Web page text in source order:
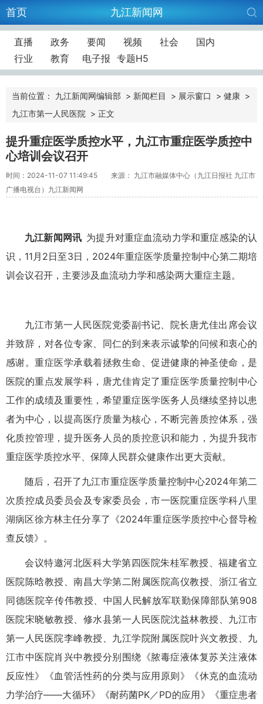
首页 九江新闻网
直播 政务 要闻 视频 社会
国内
行业
教育 电子报 专题H5
当前位置： 九江新闻网编辑部 > 新闻栏目 > 展示窗口 > 健康 >
九江市第一人民医院 > 正文
提升重症医学质控水平，九江市重症医学质控中
心培训会议召开
时间：2024-11-07 11:49:45
来源： 九江市融媒体中心（九江日报社 九江市
广播电视台）九江新闻网
九江新闻网讯 为提升对重症血流动力学和重症感染的认
识，11月2日至3日，2024年重症医学质量控制中心第二期培
训会议召开，主要涉及血流动力学和感染两大重症主题。
九江市第一人民医院党委副书记、院长唐尤佳出席会议
并致辞，对各位专家、同仁的到来表示诚挚的问候和衷心的
感谢。重症医学承载着拯救生命、促进健康的神圣使命，是
医院的重点发展学科，唐尤佳肯定了重症医学质量控制中心
工作的成绩及重要性，希望重症医学医务人员继续坚持以患
者为中心，以提高医疗质量为核心，不断完善质控体系，强
化质控管理，提升医务人员的质控意识和能力，为提升我市
重症医学质控水平、保障人民群众健康作出更大贡献。
随后，召开了九江市重症医学质量控制中心2024年第二
次质控成员委员会及专家委员会，市一医院重症医学科八里
湖病区徐方林主任分享了《2024年重症医学质控中心督导检
查反馈》。
会议特邀河北医科大学第四医院朱桂军教授、福建省立
医院陈晗教授、南昌大学第二附属医院高仪教授、浙江省立
同德医院辛传伟教授、中国人民解放军联勤保障部队第908
医院宋晓敏教授、修水县第一人民医院沈益林教授、九江市
第一人民医院李峰教授、九江学院附属医院叶兴文教授、九
江市中医院肖兴中教授分别围绕《脓毒症液体复苏关注液体
反应性》《血管活性药的分类与应用原则》《休克的血流动
力学治疗——大循环》《耐药菌PK／PD的应用》《重症患者